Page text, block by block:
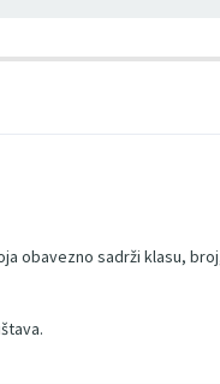
obavezno sadrži klasu,